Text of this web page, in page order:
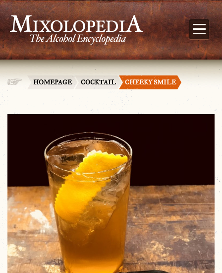
HOMEPAGE COCKTAIL CHEEKY SMILE